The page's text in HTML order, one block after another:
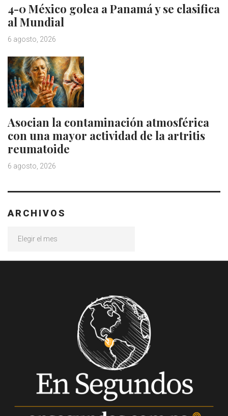
4-0 México golea a Panamá y se clasifica
al Mundial
6 agosto, 2026
Asocian la contaminación atmosférica
con una mayor actividad de la artritis
reumatoide
6 agosto, 2026
ARCHIVOS